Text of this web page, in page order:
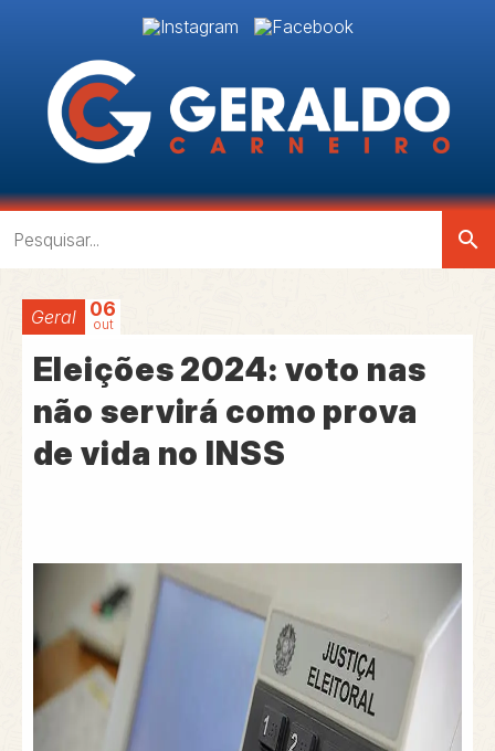
search
Geral 06
out
Eleições 2024: voto nas
não servirá como prova
de vida no INSS